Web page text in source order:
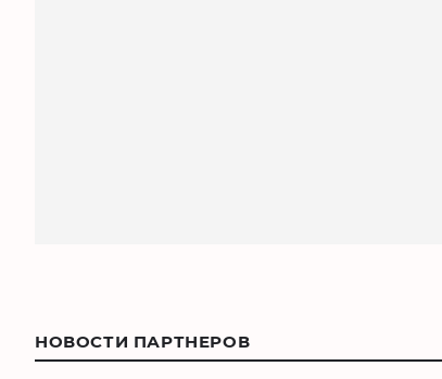
НОВОСТИ ПАРТНЕРОВ